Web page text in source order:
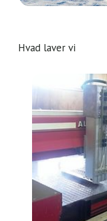
Hvad laver vi